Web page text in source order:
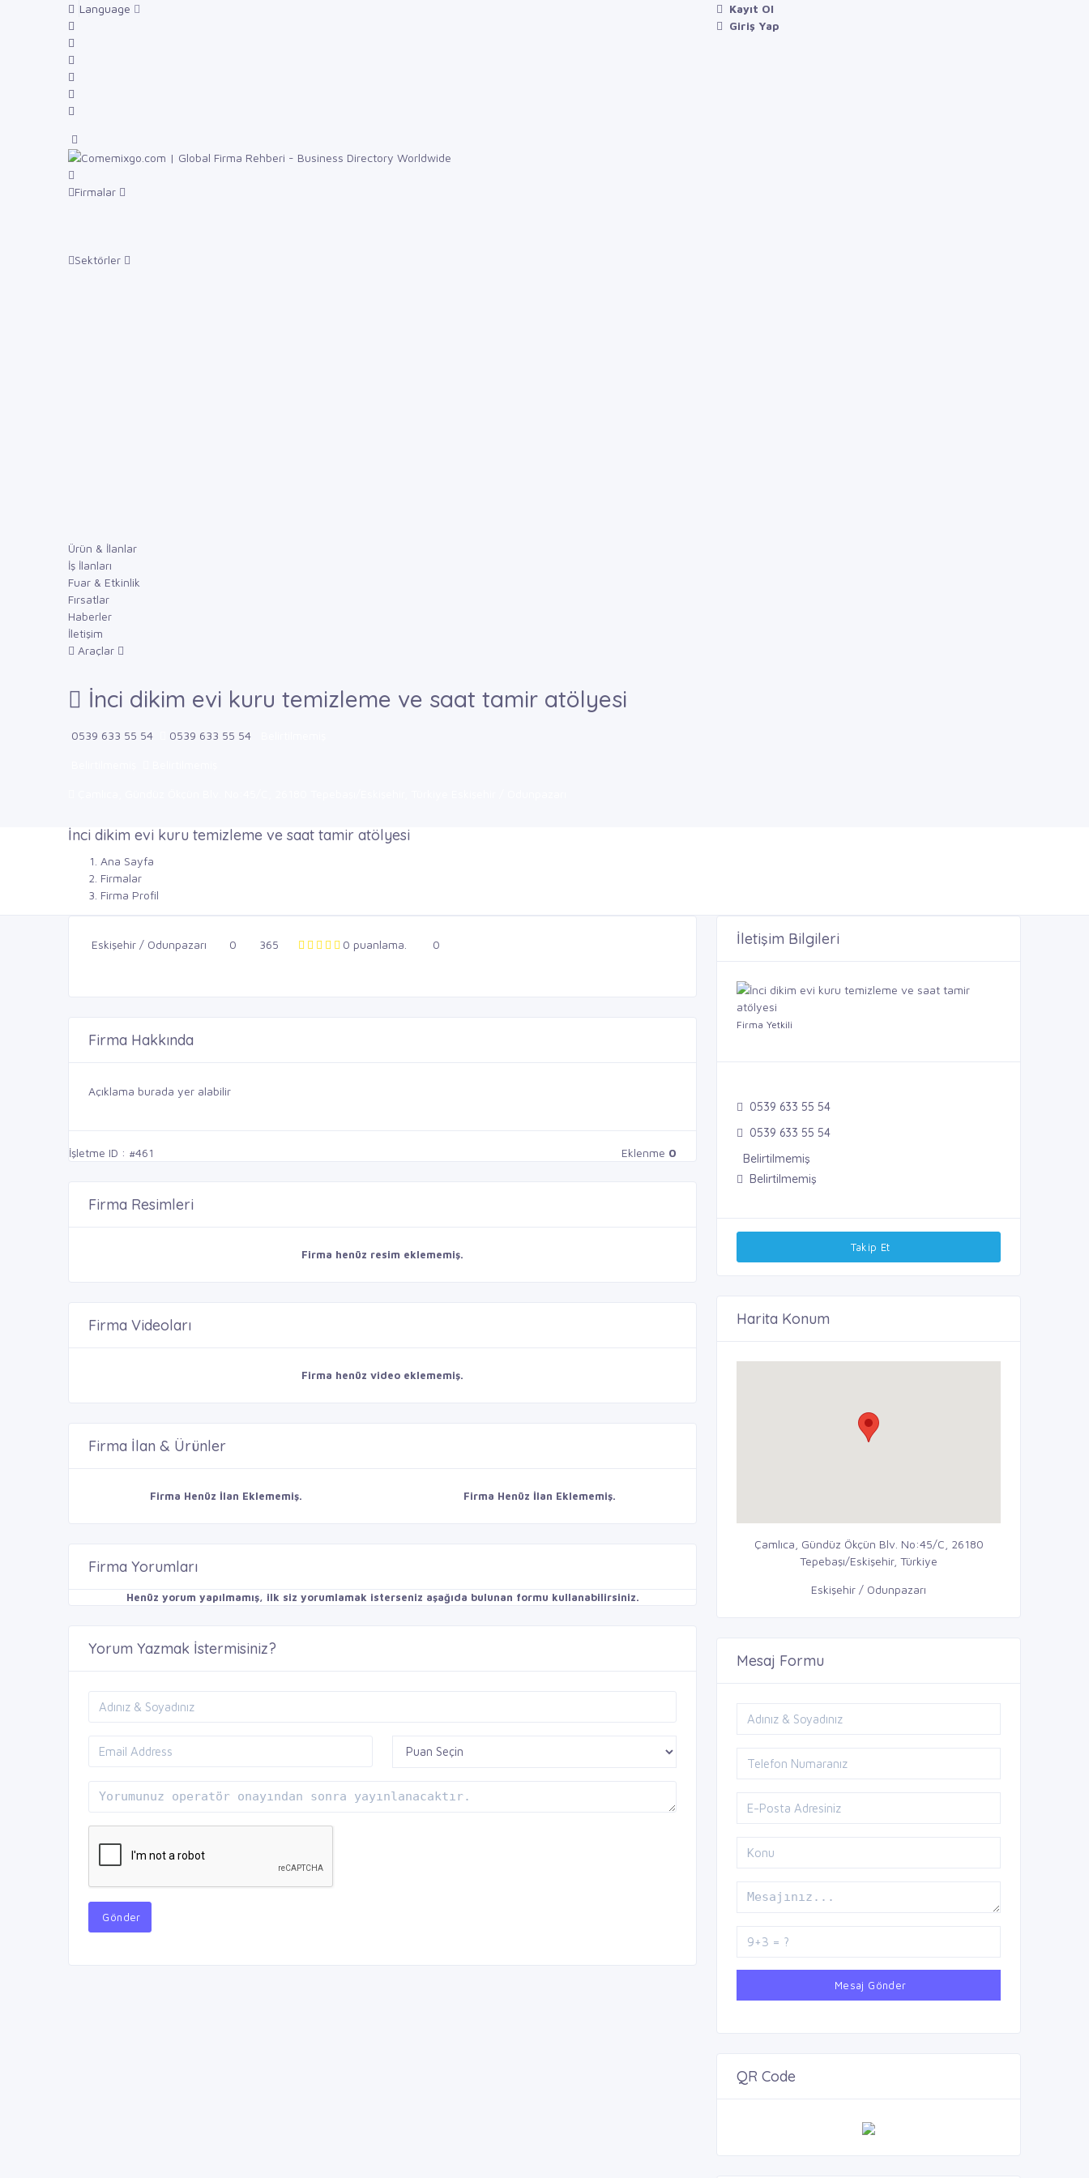
Language
Kayıt Ol
Giriş Yap
Firmalar
Sektörler
Ürün & İlanlar
İş İlanları
Fuar & Etkinlik
Fırsatlar
Haberler
İletişim
Araçlar
İnci dikim evi kuru temizleme ve saat tamir atölyesi
0539 633 55 54 0539 633 55 54
İnci dikim evi kuru temizleme ve saat tamir atölyesi
Ana Sayfa
Firmalar
Firma Profil
Eskişehir / Odunpazarı 0 365 0 puanlama. 0
Firma Hakkında
Açıklama burada yer alabilir
İşletme ID : #461 Eklenme 0
Firma Resimleri
Firma henüz resim eklememiş.
Firma Videoları
Firma henüz video eklememiş.
Firma İlan & Ürünler
Firma Henüz İlan Eklememiş. Firma Henüz İlan Eklememiş.
Firma Yorumları
Henüz yorum yapılmamış, ilk siz yorumlamak isterseniz aşağıda bulunan formu kullanabilirsiniz.
Yorum Yazmak İstermisiniz?
Gönder
İletişim Bilgileri
Firma Yetkili
0539 633 55 54
0539 633 55 54
Belirtilmemiş
Belirtilmemiş
Takip Et
Harita Konum
Çamlıca, Gündüz Ökçün Blv. No:45/C, 26180
Tepebaşı/Eskişehir, Türkiye
Eskişehir / Odunpazarı
Mesaj Formu
Mesaj Gönder
QR Code